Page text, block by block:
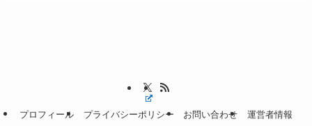
プロフィール プライバシーポリシー お問い合わせ 運営者情報